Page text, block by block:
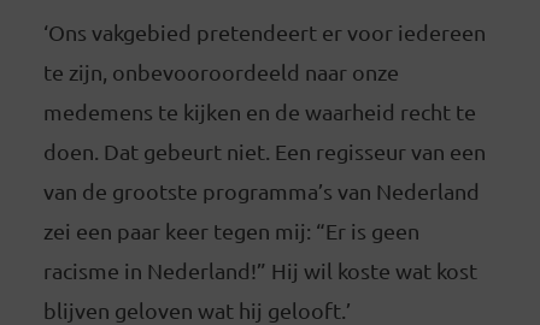
‘Ons vakgebied pretendeert er voor iedereen
te zijn, onbevooroordeeld naar onze
medemens te kijken en de waarheid recht te
doen. Dat gebeurt niet. Een regisseur van een
van de grootste programma’s van Nederland
zei een paar keer tegen mij: “Er is geen
racisme in Nederland!” Hij wil koste wat kost
blijven geloven wat hij gelooft.’